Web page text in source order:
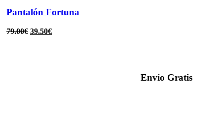
Pantalón Fortuna
79.00€ 39.50€
Envío Gratis